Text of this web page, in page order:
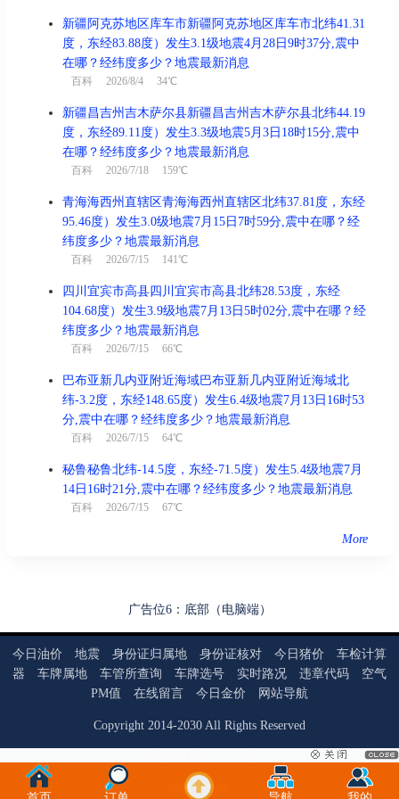
新疆阿克苏地区库车市新疆阿克苏地区库车市北纬41.31
度，东经83.88度）发生3.1级地震4月28日9时37分,震中
在哪？经纬度多少？地震最新消息
百科 2026/8/4 34℃
新疆昌吉州吉木萨尔县新疆昌吉州吉木萨尔县北纬44.19
度，东经89.11度）发生3.3级地震5月3日18时15分,震中
在哪？经纬度多少？地震最新消息
百科 2026/7/18 159℃
青海海西州直辖区青海海西州直辖区北纬37.81度，东经
95.46度）发生3.0级地震7月15日7时59分,震中在哪？经
纬度多少？地震最新消息
百科 2026/7/15 141℃
四川宜宾市高县四川宜宾市高县北纬28.53度，东经
104.68度）发生3.9级地震7月13日5时02分,震中在哪？经
纬度多少？地震最新消息
百科 2026/7/15 66℃
巴布亚新几内亚附近海域巴布亚新几内亚附近海域北
纬-3.2度，东经148.65度）发生6.4级地震7月13日16时53
分,震中在哪？经纬度多少？地震最新消息
百科 2026/7/15 64℃
秘鲁秘鲁北纬-14.5度，东经-71.5度）发生5.4级地震7月
14日16时21分,震中在哪？经纬度多少？地震最新消息
百科 2026/7/15 67℃
More
广告位6：底部（电脑端）
今日油价 地震 身份证归属地 身份证核对 今日猪价
车检计算
器
车牌属地 车管所查询 车牌选号 实时路况 违章代码
空气
PM值
在线留言 今日金价 网站导航
Copyright 2014-2030 All Rights Reserved
切换为繁体